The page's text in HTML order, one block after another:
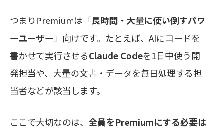
つまりPremiumは「長時間・大量に使い倒すパワ
ーユーザー 」向けです。たとえば、AIにコードを
書かせて実行させるClaude Codeを1日中使う開
発担当や、大量の文書・データを毎日処理する担
当者などが該当します。
ここで大切なのは、 全員をPremiumにする必要は